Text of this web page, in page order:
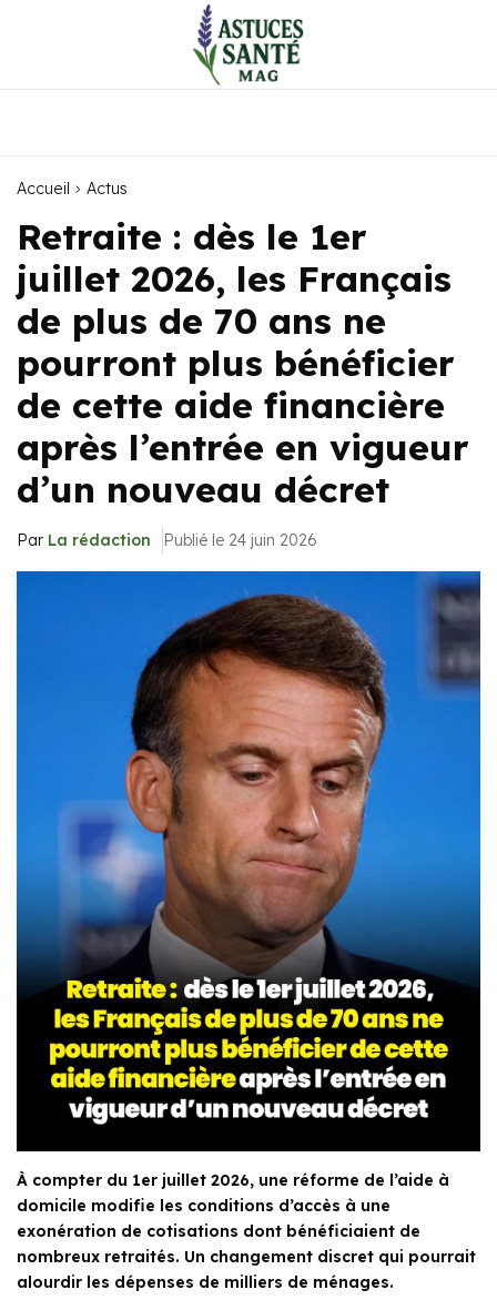
Accueil Actus
Retraite : dès le 1er
juillet 2026, les Français
de plus de 70 ans ne
pourront plus bénéficier
de cette aide financière
après l’entrée en vigueur
d’un nouveau décret
Par La rédaction Publié le 24 juin 2026
À compter du 1er juillet 2026, une réforme de l’aide à
domicile modifie les conditions d’accès à une
exonération de cotisations dont bénéficiaient de
nombreux retraités. Un changement discret qui pourrait
alourdir les dépenses de milliers de ménages.